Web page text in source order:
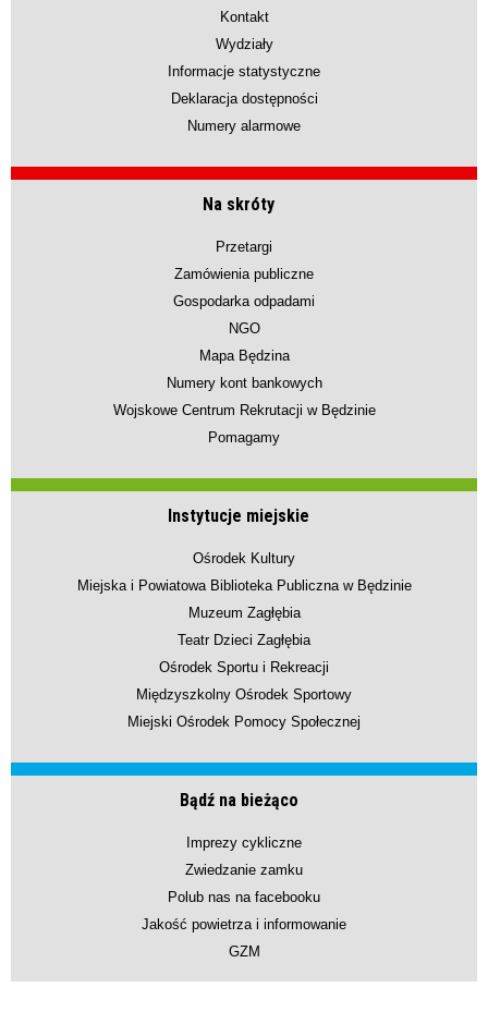
Kontakt
Wydziały
Informacje statystyczne
Deklaracja dostępności
Numery alarmowe
Na skróty
Przetargi
Zamówienia publiczne
Gospodarka odpadami
NGO
Mapa Będzina
Numery kont bankowych
Wojskowe Centrum Rekrutacji w Będzinie
Pomagamy
Instytucje miejskie
Ośrodek Kultury
Miejska i Powiatowa Biblioteka Publiczna w Będzinie
Muzeum Zagłębia
Teatr Dzieci Zagłębia
Ośrodek Sportu i Rekreacji
Międzyszkolny Ośrodek Sportowy
Miejski Ośrodek Pomocy Społecznej
Bądź na bieżąco
Imprezy cykliczne
Zwiedzanie zamku
Polub nas na facebooku
Jakość powietrza i informowanie
GZM